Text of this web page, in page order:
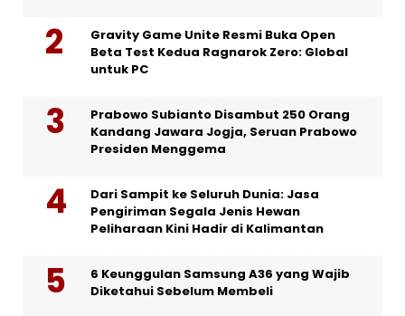
Gravity Game Unite Resmi Buka Open
Beta Test Kedua Ragnarok Zero: Global
untuk PC
Prabowo Subianto Disambut 250 Orang
Kandang Jawara Jogja, Seruan Prabowo
Presiden Menggema
Dari Sampit ke Seluruh Dunia: Jasa
Pengiriman Segala Jenis Hewan
Peliharaan Kini Hadir di Kalimantan
6 Keunggulan Samsung A36 yang Wajib
Diketahui Sebelum Membeli